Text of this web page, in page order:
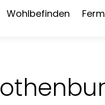
Wohlbefinden